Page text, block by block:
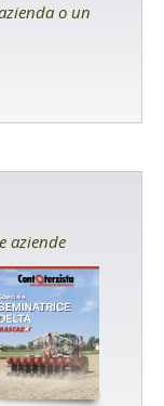
o un
aziende